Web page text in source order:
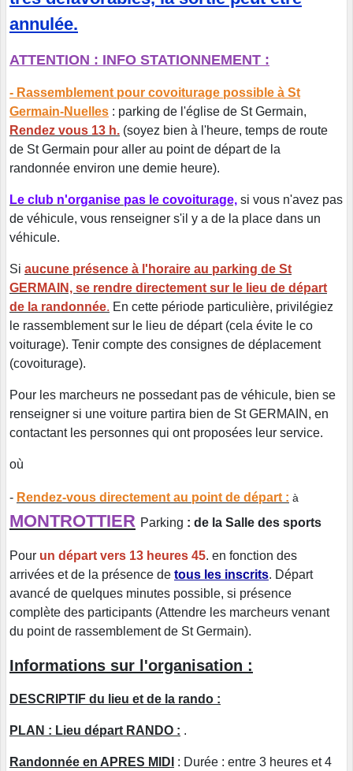
annulée.
ATTENTION : INFO STATIONNEMENT :
- Rassemblement pour covoiturage possible à St
Germain-Nuelles : parking de l'église de St Germain,
Rendez vous 13 h. (soyez bien à l'heure, temps de route
de St Germain pour aller au point de départ de la
randonnée environ une demie heure).
Le club n'organise pas le covoiturage, si vous n'avez pas
de véhicule, vous renseigner s'il y a de la place dans un
véhicule.
Si aucune présence à l'horaire au parking de St
GERMAIN, se rendre directement sur le lieu de départ
de la randonnée. En cette période particulière, privilégiez
le rassemblement sur le lieu de départ (cela évite le co
voiturage). Tenir compte des consignes de déplacement
(covoiturage).
Pour les marcheurs ne possedant pas de véhicule, bien se
renseigner si une voiture partira bien de St GERMAIN, en
contactant les personnes qui ont proposées leur service.
où
- Rendez-vous directement au point de départ : à
MONTROTTIER Parking : de la Salle des sports
Pour un départ vers 13 heures 45. en fonction des
arrivées et de la présence de tous les inscrits. Départ
avancé de quelques minutes possible, si présence
complète des participants (Attendre les marcheurs venant
du point de rassemblement de St Germain).
Informations sur l'organisation :
DESCRIPTIF du lieu et de la rando :
PLAN : Lieu départ RANDO : .
Randonnée en APRES MIDI : Durée : entre 3 heures et 4